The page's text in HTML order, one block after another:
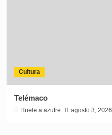
Cultura
Telémaco
Huele a azufre agosto 3, 2026